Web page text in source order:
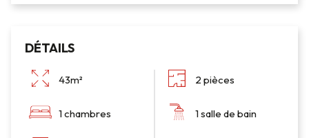
DÉTAILS
43m² 2 pièces
1 chambres 1 salle de bain